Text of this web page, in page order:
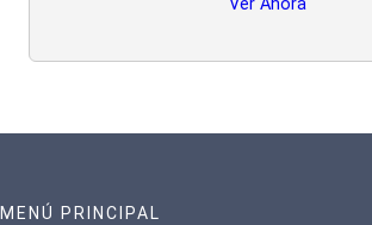
Ver Ahora
MENÚ PRINCIPAL